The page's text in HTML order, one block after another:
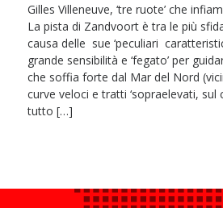
Gilles Villeneuve, ‘tre ruote’ che
La pista di Zandvoort è tra le più
causa delle sue ‘peculiari
grande sensibilità e ‘fegato’ per
che soffia forte dal Mar del Nord
curve veloci e tratti ‘sopraelevati, sul
tutto […]